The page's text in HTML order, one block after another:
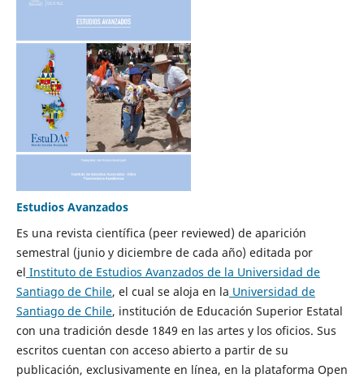
Estudios Avanzados
Es una revista científica (peer reviewed) de aparición
semestral (junio y diciembre de cada año) editada por
el Instituto de Estudios Avanzados de la Universidad de
Santiago de Chile, el cual se aloja en la Universidad de
Santiago de Chile, institución de Educación Superior Estatal
con una tradición desde 1849 en las artes y los oficios. Sus
escritos cuentan con acceso abierto a partir de su
publicación, exclusivamente en línea, en la plataforma Open